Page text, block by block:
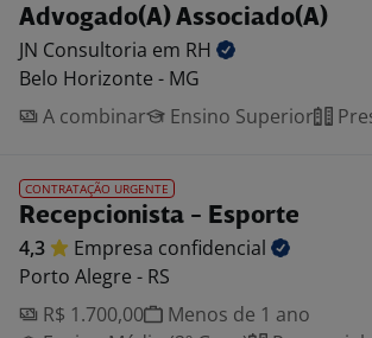
Advogado(A) Associado(A)
JN Consultoria em RH
Belo Horizonte - MG
A combinar
Ensino Superior
CONTRATAÇÃO URGENTE
Recepcionista - Esporte
4,3 Empresa confidencial
Porto Alegre - RS
R$ 1.700,00
Menos de 1 ano